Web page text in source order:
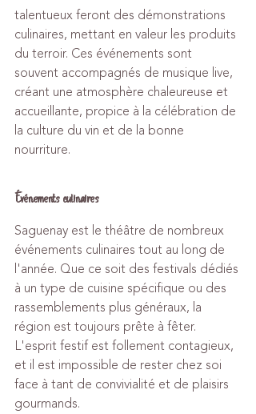
talentueux feront des démonstrations
culinaires, mettant en valeur les produits
du terroir. Ces événements sont
souvent accompagnés de musique live,
créant une atmosphère chaleureuse et
accueillante, propice à la célébration de
la culture du vin et de la bonne
nourriture.
Événements culinaires
Saguenay est le théâtre de nombreux
événements culinaires tout au long de
l'année. Que ce soit des festivals dédiés
à un type de cuisine spécifique ou des
rassemblements plus généraux, la
région est toujours prête à fêter.
L'esprit festif est follement contagieux,
et il est impossible de rester chez soi
face à tant de convivialité et de plaisirs
gourmands.